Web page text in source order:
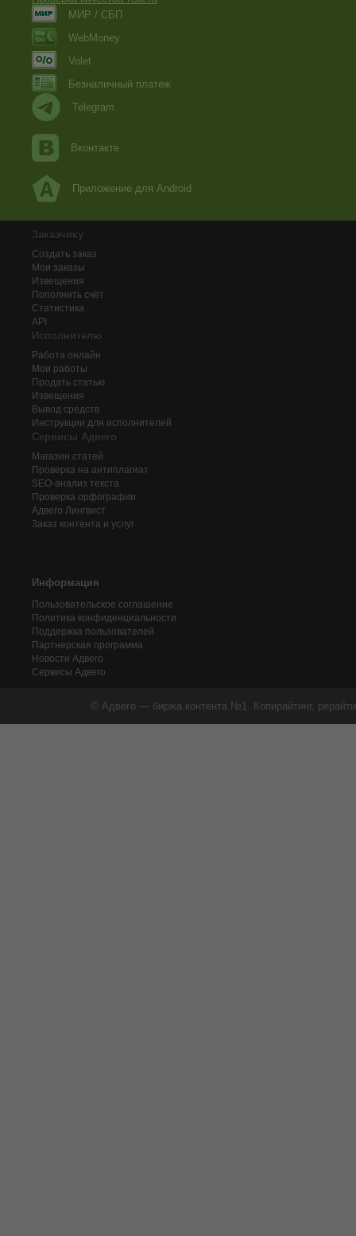
МИР / СБП
WebMoney
Volet
Безналичный платеж
Telegram
Вконтакте
Приложение для Android
Заказчику
Создать заказ
Мои заказы
Извещения
Пополнить счёт
Статистика
API
Исполнителю
Работа онлайн
Мои работы
Продать статью
Извещения
Вывод средств
Инструкции для исполнителей
Сервисы Адвего
Магазин статей
Проверка на антиплагиат
SEO-анализ текста
Проверка орфографии
Адвего Лингвист
Заказ контента и услуг
Информация
Пользовательское соглашение
Политика конфиденциальности
Поддержка пользователей
Партнерская программа
Новости Адвего
Сервисы Адвего
© Адвего — биржа контента №1. Копирайтинг,